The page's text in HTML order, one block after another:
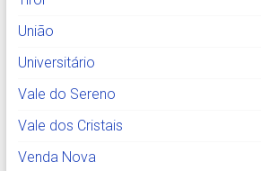
União
Universitário
Vale do Sereno
Vale dos Cristais
Venda Nova